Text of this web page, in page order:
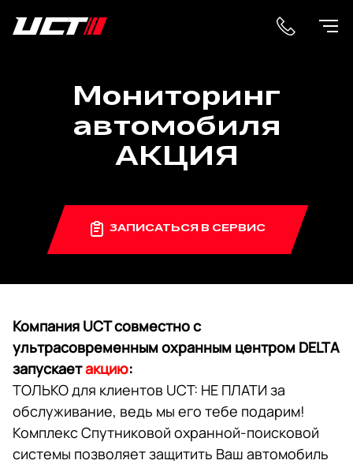
Мониторинг
автомобиля
АКЦИЯ
ЗАПИСАТЬСЯ В СЕРВИС
Компания UCT совместно с
ультрасовременным охранным центром DELTA
запускаетакцию:
ТОЛЬКО для клиентов UCT: НЕ ПЛАТИ за
обслуживание, ведь мы его тебе подарим!
Комплекс Спутниковой охранной-поисковой
системы позволяет защитить Ваш автомобиль